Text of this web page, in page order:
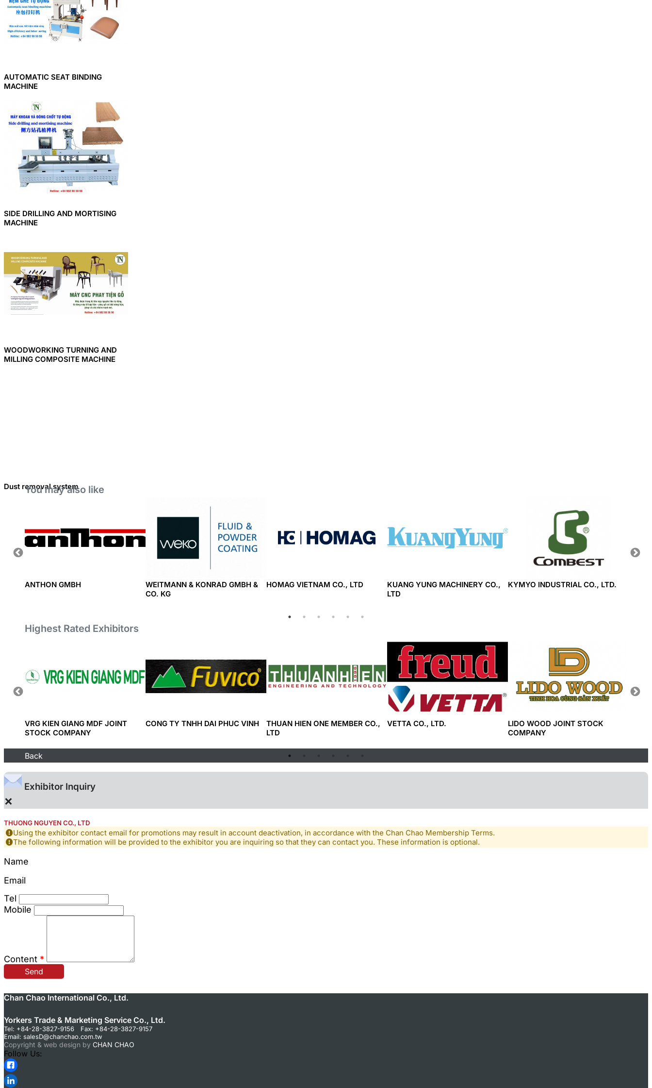
AUTOMATIC SEAT BINDING
MACHINE
SIDE DRILLING AND MORTISING
MACHINE
WOODWORKING TURNING AND
MILLING COMPOSITE MACHINE
Dust removal system
You may also like
ANTHON GMBH
WEITMANN & KONRAD GMBH &
CO. KG
HOMAG VIETNAM CO., LTD
KUANG YUNG MACHINERY CO.,
LTD
KYMYO INDUSTRIAL CO., LTD.
Highest Rated Exhibitors
VRG KIEN GIANG MDF JOINT
STOCK COMPANY
CONG TY TNHH DAI PHUC VINH
THUAN HIEN ONE MEMBER CO.,
LTD
VETTA CO., LTD.
LIDO WOOD JOINT STOCK
COMPANY
Back
Exhibitor Inquiry
×
THUONG NGUYEN CO., LTD
Using the exhibitor contact email for promotions may result in account deactivation, in accordance with the Chan Chao Membership Terms.
The following information will be provided to the exhibitor you are inquiring so that they can contact you. These information is optional.
Name
Email
Tel
Mobile
Content *
Send
Chan Chao International Co., Ltd.
Yorkers Trade & Marketing Service Co., Ltd.
Tel: +84-28-3827-9156 Fax: +84-28-3827-9157
Email: salesD@chanchao.com.tw
Copyright & web design by CHAN CHAO
Follow Us: